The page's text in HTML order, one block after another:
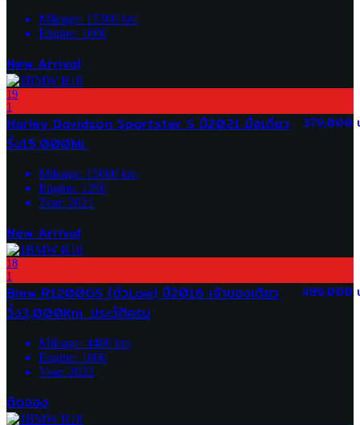
Mileage: 15300 km
Engine: 1000
New Arrival
19
1
379,000
Harley Davidson Sportster S ปี2021 มือเดียว
วิ่ง15,000Mi.
Mileage: 15000 km
Engine: 1250
Year: 2021
New Arrival
18
1
489,000
Bmw R1200GS (ตัวLow) ปี2016 เจ้าของเดียว
วิ่ง3,000Km. ประวัติครบ
Mileage: 4400 km
Engine: 1800
Year: 2022
ติดจอง